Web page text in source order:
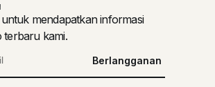
mendapatkan informasi
terbaru kami.
Berlangganan